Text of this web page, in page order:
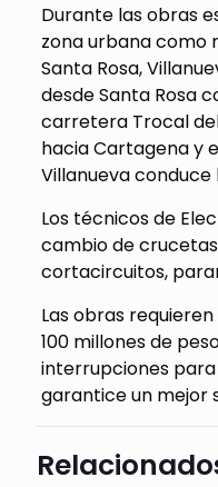
Durante las obras
zona urbana como
Santa Rosa,
desde Santa Rosa
carretera Trocal
hacia Cartagena y
Villanueva conduce
Los técnicos de
cambio de
cortacircuitos,
Las obras
100 millones de
interrupciones
garantice un mejor